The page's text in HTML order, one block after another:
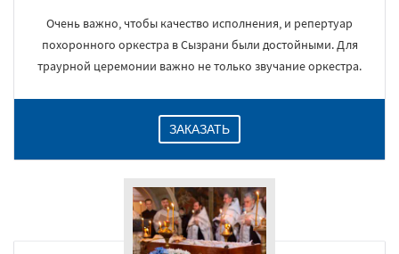
Очень важно, чтобы качество исполнения, и репертуар
похоронного оркестра в Сызрани были достойными. Для
траурной церемонии важно не только звучание оркестра.
ЗАКАЗАТЬ